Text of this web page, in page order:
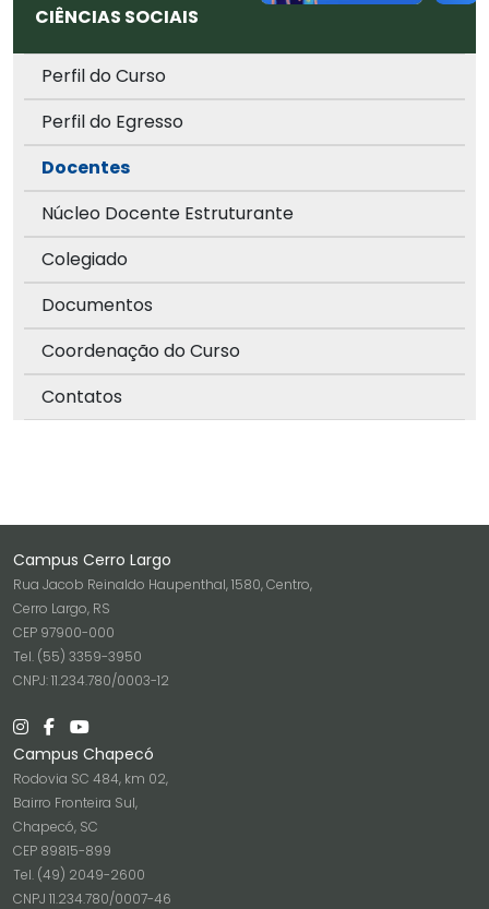
CIÊNCIAS SOCIAIS
Perfil do Curso
Perfil do Egresso
Docentes
Núcleo Docente Estruturante
Colegiado
Documentos
Coordenação do Curso
Contatos
Campus Cerro Largo
Rua Jacob Reinaldo Haupenthal, 1580, Centro,
Cerro Largo, RS
CEP 97900-000
Tel. (55) 3359-3950
CNPJ: 11.234.780/0003-12
Campus Chapecó
Rodovia SC 484, km 02,
Bairro Fronteira Sul,
Chapecó, SC
CEP 89815-899
Tel. (49) 2049-2600
CNPJ 11.234.780/0007-46